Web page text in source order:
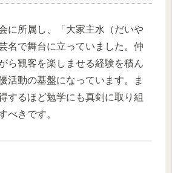
に所属し、「大家主水（だいや
名で舞台に立っていました。仲
ら観客を楽しませる経験を積ん
活動の基盤になっています。ま
するほど勉学にも真剣に取り組
べきです。